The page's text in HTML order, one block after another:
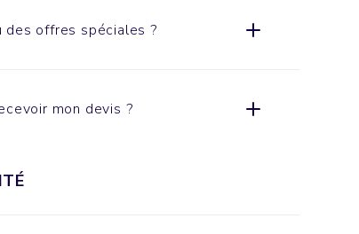
des offres spéciales ?
mon devis ?